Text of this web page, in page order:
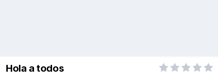
Hola a todos